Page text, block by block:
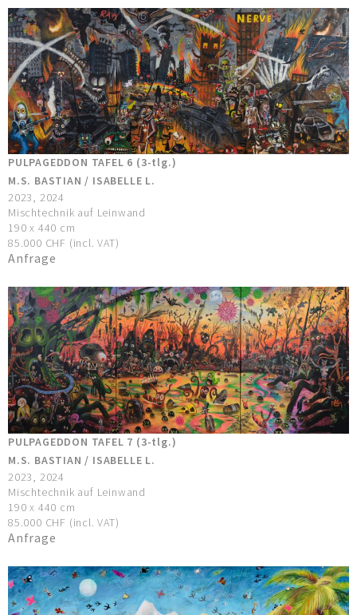
PULPAGEDDON TAFEL 6 (3-tlg.)
M.S. BASTIAN / ISABELLE L.
2023, 2024
Mischtechnik auf Leinwand
190 x 440 cm
85.000 CHF (incl. VAT)
Anfrage
PULPAGEDDON TAFEL 7 (3-tlg.)
M.S. BASTIAN / ISABELLE L.
2023, 2024
Mischtechnik auf Leinwand
190 x 440 cm
85.000 CHF (incl. VAT)
Anfrage